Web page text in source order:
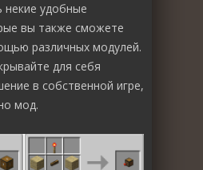
удобные
вы также сможете
различных модулей.
для себя
в собственной игре,
мод.